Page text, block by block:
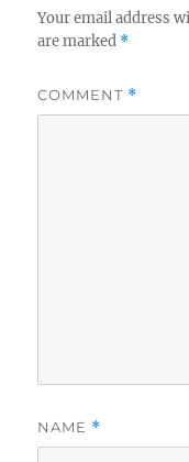
Your email address
are marked *
COMMENT *
NAME *